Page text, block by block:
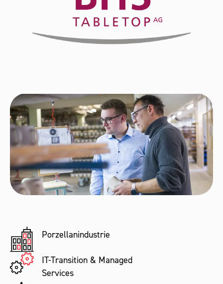
Porzellanindustrie
IT-Transition & Managed
Services